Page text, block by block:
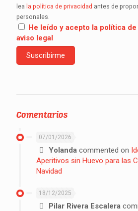
lea la política de privacidad antes de
personales.
He leído y acepto la política
aviso legal
Comentarios
07/01/2026
Yolanda commented on
Aperitivos sin Huevo para las
Navidad
18/12/2025
Pilar Rivera Escalera